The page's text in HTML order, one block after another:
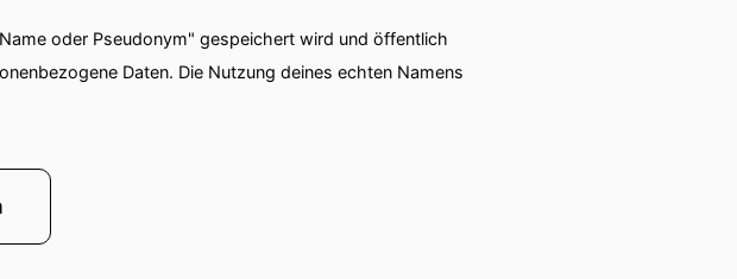
oder Pseudonym" gespeichert wird und öffentlich
Daten. Die Nutzung deines echten Namens